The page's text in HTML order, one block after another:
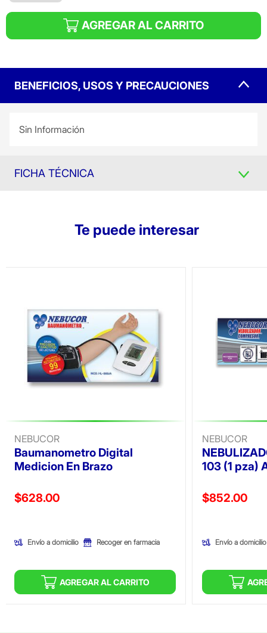
AGREGAR AL CARRITO
BENEFICIOS, USOS Y PRECAUCIONES
Sin Información
FICHA TÉCNICA
Te puede interesar
NEBUCOR
Baumanometro Digital
Medicion En Brazo
Precio reducido de
$628.00
Envío a domicilio Recoger en farmacia
AGREGAR AL CARRITO
NEBUCOR
103 (1 pza)
Precio
$852.00
Envío a domicilio